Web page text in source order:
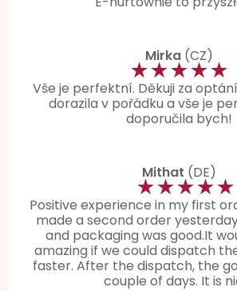
Mirka(CZ)
★★★★★
Vše je perfektní. Děkuji za
dorazila v pořádku a vše je
doporučila bych!
Mithat (DE)
★★★★★
Positive experience in my first
made a second order
and packaging was good.It
amazing if we could dispatch
faster. After the dispatch, the
couple of days. It is